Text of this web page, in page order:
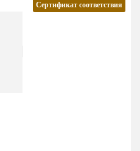
Сертификат соответствия